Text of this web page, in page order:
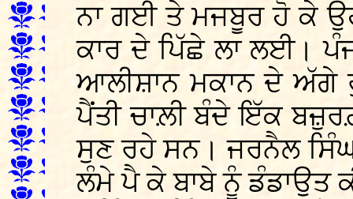
ਨਾ ਗਈ ਤੇ ਮਜਬੂਰ ਹੋ ਕੇ
ਕਾਰ ਦੇ ਪਿੱਛੇ ਲਾ ਲਈ।
ਆਲੀਸ਼ਾਨ ਮਕਾਨ ਦੇ ਅੱਗੇ
ਪੈਂਤੀ ਚਾਲ਼ੀ ਬੰਦੇ ਇੱਕ
ਸੁਣ ਰਹੇ ਸਨ। ਜਰਨੈਲ
ਲੰਮੇ ਪੈ ਕੇ ਬਾਬੇ ਨੂੰ ਡੰਡਾਉਤ